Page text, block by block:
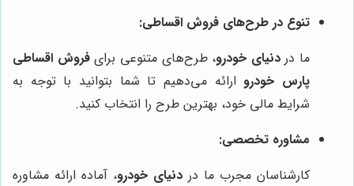
تنوع در طرح‌های فروش اقساطی:
ما دردنیای خودرو، طرح‌های متنوعی برایفروش اقساطی
پارس خودرو ارائه می‌دهیم تا شما بتوانید با توجه به
شرایط مالی خود، بهترین طرح را انتخاب کنید.
مشاوره تخصصی:
کارشناسان مجرب ما در دنیای خودرو، آماده ارائه مشاوره